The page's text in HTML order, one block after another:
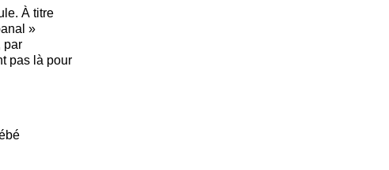
À titre
»
par
pas là pour